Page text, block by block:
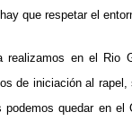
que respetar el
en el Rio
de iniciación al
podemos quedar en el